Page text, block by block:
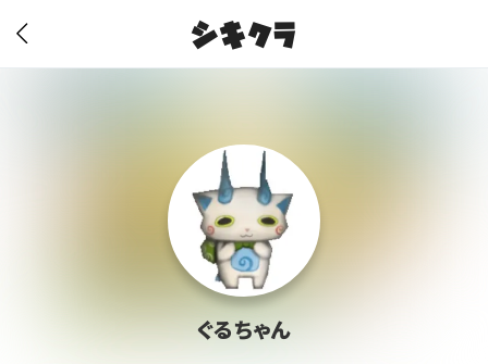
シキクラ
ぐるちゃん